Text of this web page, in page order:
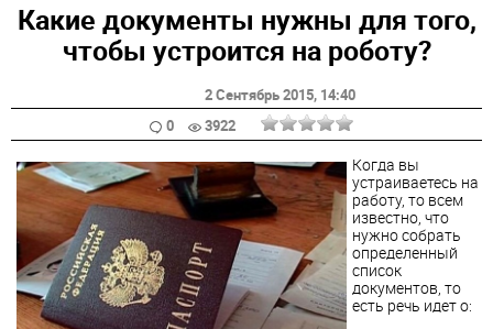
Какие документы нужны для того,
чтобы устроится на роботу?
2 Сентябрь 2015, 14:40
0
3922
Когда вы
устраиваетесь на
работу, то всем
известно, что
нужно собрать
определенный
список
документов, то
есть речь идет о: